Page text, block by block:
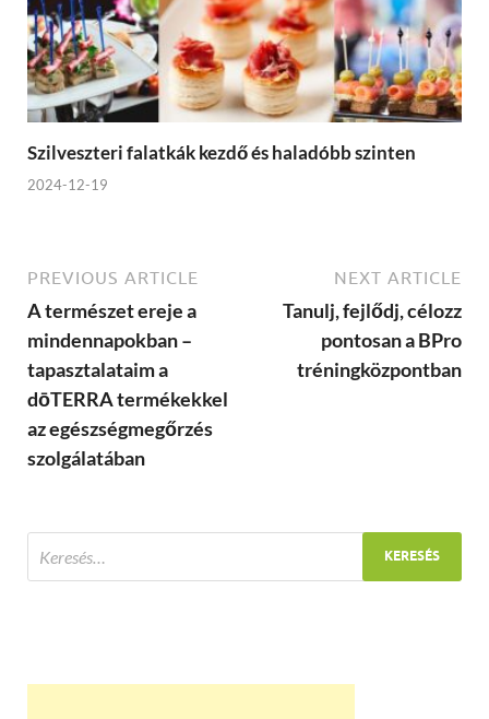
Szilveszteri falatkák kezdő és haladóbb szinten
2024-12-19
PREVIOUS ARTICLE
A természet ereje a
mindennapokban –
tapasztalataim a
dōTERRA termékekkel
az egészségmegőrzés
szolgálatában
NEXT ARTICLE
Tanulj, fejlődj, célozz
pontosan a BPro
tréningközpontban